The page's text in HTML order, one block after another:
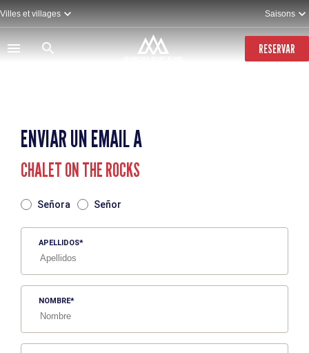
Pasar
al
contenido
principal
Villes et villages Saisons
RESERVAR
ENVIAR UN EMAIL A
CHALET ON THE ROCKS
Señora Señor
APELLIDOS
NOMBRE